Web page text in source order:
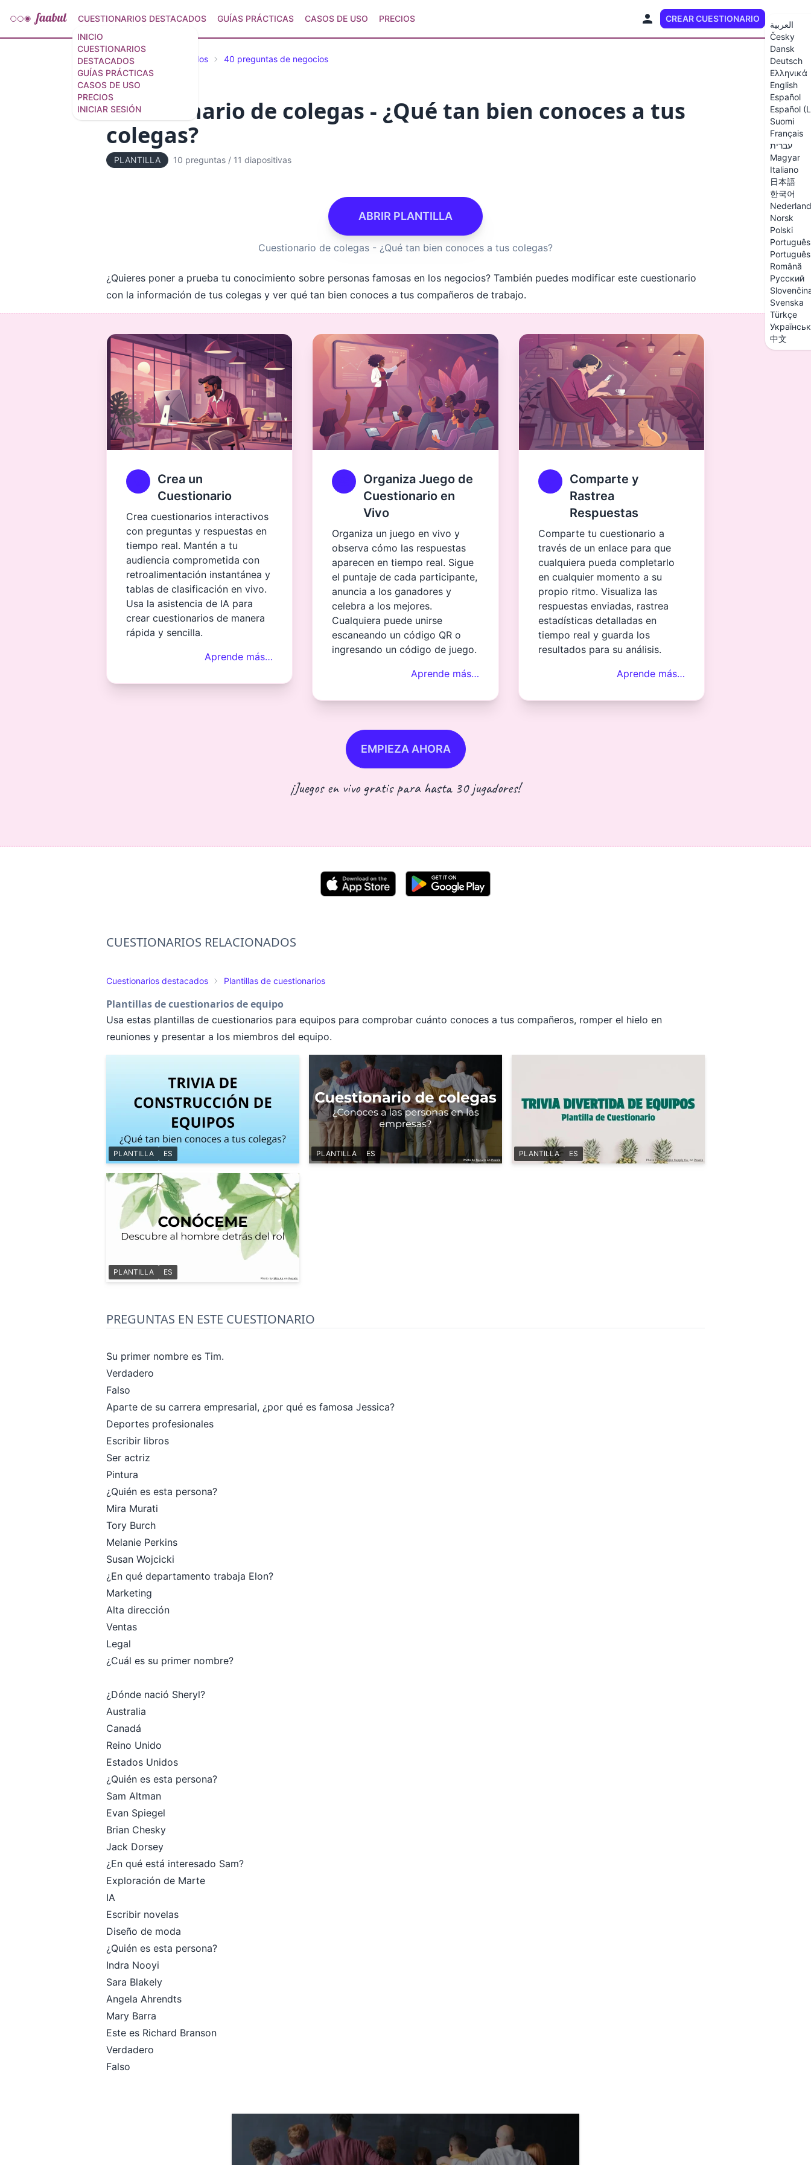
INICIO
CUESTIONARIOS
DESTACADOS
GUÍAS PRÁCTICAS
CASOS DE USO
PRECIOS
INICIAR SESIÓN
CUESTIONARIOS DESTACADOS GUÍAS PRÁCTICAS CASOS DE USO PRECIOS CREAR CUESTIONARIO
العربية
Česky
Dansk
Deutsch
Ελληνικά
English
Español
Español
Suomi
Français
עברית
Magyar
Italiano
日本語
한국어
Norsk
Polski
Română
Русский
Svenska
Türkçe
中文
Cuestionarios destacados 40 preguntas de negocios
Cuestionario de colegas - ¿Qué tan bien conoces a tus
colegas?
PLANTILLA 10 preguntas / 11 diapositivas
ABRIR PLANTILLA
Cuestionario de colegas - ¿Qué tan bien conoces a tus colegas?
¿Quieres poner a prueba tu conocimiento sobre personas famosas en los negocios? También puedes modificar este cuestionario
con la información de tus colegas y ver qué tan bien conoces a tus compañeros de trabajo.
Crea un
Cuestionario
Crea cuestionarios interactivos
con preguntas y respuestas en
tiempo real. Mantén a tu
audiencia comprometida con
retroalimentación instantánea y
tablas de clasificación en vivo.
Usa la asistencia de IA para
crear cuestionarios de manera
rápida y sencilla.
Aprende más…
Organiza Juego de
Cuestionario en
Vivo
Organiza un juego en vivo y
observa cómo las respuestas
aparecen en tiempo real. Sigue
el puntaje de cada participante,
anuncia a los ganadores y
celebra a los mejores.
Cualquiera puede unirse
escaneando un código QR o
ingresando un código de juego.
Aprende más…
Comparte y
Rastrea
Respuestas
Comparte tu cuestionario a
través de un enlace para que
cualquiera pueda completarlo
en cualquier momento a su
propio ritmo. Visualiza las
respuestas enviadas, rastrea
estadísticas detalladas en
tiempo real y guarda los
resultados para su análisis.
Aprende más…
EMPIEZA AHORA
¡Juegos en vivo gratis para hasta 30 jugadores!
CUESTIONARIOS RELACIONADOS
Cuestionarios destacados Plantillas de cuestionarios
Plantillas de cuestionarios de equipo
Usa estas plantillas de cuestionarios para equipos para comprobar cuánto conoces a tus compañeros, romper el hielo en
reuniones y presentar a los miembros del equipo.
PLANTILLA ES PLANTILLA ES PLANTILLA ES
PLANTILLA ES
PREGUNTAS EN ESTE CUESTIONARIO
Su primer nombre es Tim.
Verdadero
Falso
Aparte de su carrera empresarial, ¿por qué es famosa Jessica?
Deportes profesionales
Escribir libros
Ser actriz
Pintura
¿Quién es esta persona?
Mira Murati
Tory Burch
Melanie Perkins
Susan Wojcicki
¿En qué departamento trabaja Elon?
Marketing
Alta dirección
Ventas
Legal
¿Cuál es su primer nombre?
¿Dónde nació Sheryl?
Australia
Canadá
Reino Unido
Estados Unidos
¿Quién es esta persona?
Sam Altman
Evan Spiegel
Brian Chesky
Jack Dorsey
¿En qué está interesado Sam?
Exploración de Marte
IA
Escribir novelas
Diseño de moda
¿Quién es esta persona?
Indra Nooyi
Sara Blakely
Angela Ahrendts
Mary Barra
Este es Richard Branson
Verdadero
Falso